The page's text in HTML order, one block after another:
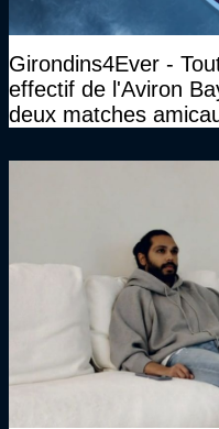
Girondins4Ever -
effectif de l'Aviron
deux matches